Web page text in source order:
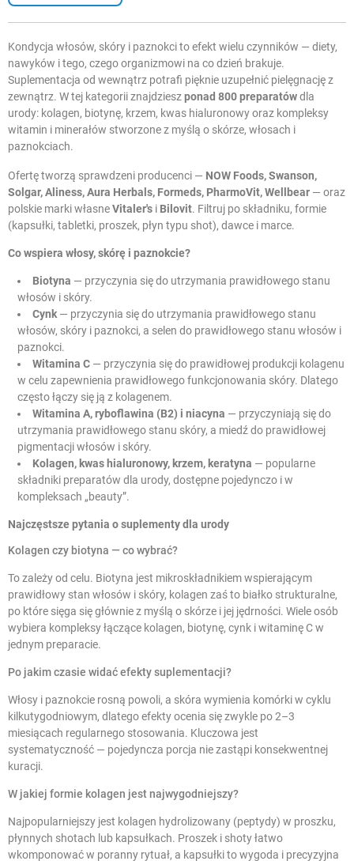
Kondycja włosów, skóry i paznokci to efekt wielu czynników — diety,
nawyków i tego, czego organizmowi na co dzień brakuje.
Suplementacja od wewnątrz potrafi pięknie uzupełnić pielęgnację z
zewnątrz. W tej kategorii znajdzieszponad 800 preparatówdla
urody: kolagen, biotynę, krzem, kwas hialuronowy oraz kompleksy
witamin i minerałów stworzone z myślą o skórze, włosach i
paznokciach.
Ofertę tworzą sprawdzeni producenci — NOW Foods, Swanson,
Solgar, Aliness, Aura Herbals, Formeds, PharmoVit, Wellbear — oraz
polskie marki własneVitaler's i Bilovit. Filtruj po składniku, formie
(kapsułki, tabletki, proszek, płyn typu shot), dawce i marce.
Co wspiera włosy, skórę i paznokcie?
Biotyna — przyczynia się do utrzymania prawidłowego stanu
włosów i skóry.
Cynk— przyczynia się do utrzymania prawidłowego stanu
włosów, skóry i paznokci, a selen do prawidłowego stanu włosów i
paznokci.
Witamina C — przyczynia się do prawidłowej produkcji kolagenu
w celu zapewnienia prawidłowego funkcjonowania skóry. Dlatego
często łączy się ją z kolagenem.
Witamina A, ryboflawina (B2) i niacyna — przyczyniają się do
utrzymania prawidłowego stanu skóry, a miedź do prawidłowej
pigmentacji włosów i skóry.
Kolagen, kwas hialuronowy, krzem, keratyna — popularne
składniki preparatów dla urody, dostępne pojedynczo i w
kompleksach „beauty”.
Najczęstsze pytania o suplementy dla urody
Kolagen czy biotyna — co wybrać?
To zależy od celu. Biotyna jest mikroskładnikiem wspierającym
prawidłowy stan włosów i skóry, kolagen zaś to białko strukturalne,
po które sięga się głównie z myślą o skórze i jej jędrności. Wiele osób
wybiera kompleksy łączące kolagen, biotynę, cynk i witaminę C w
jednym preparacie.
Po jakim czasie widać efekty suplementacji?
Włosy i paznokcie rosną powoli, a skóra wymienia komórki w cyklu
kilkutygodniowym, dlatego efekty ocenia się zwykle po 2–3
miesiącach regularnego stosowania. Kluczowa jest
systematyczność — pojedyncza porcja nie zastąpi konsekwentnej
kuracji.
W jakiej formie kolagen jest najwygodniejszy?
Najpopularniejszy jest kolagen hydrolizowany (peptydy) w proszku,
płynnych shotach lub kapsułkach. Proszek i shoty łatwo
wkomponować w poranny rytuał, a kapsułki to wygoda i precyzyjna